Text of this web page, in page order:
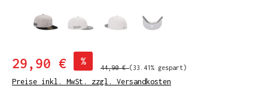
29,90 € %
44,90 €(33.41% gespart)
Preise inkl. MwSt. zzgl. Versandkosten